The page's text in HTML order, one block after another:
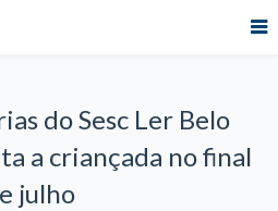
do Sesc Ler Belo
a criançada no final
julho